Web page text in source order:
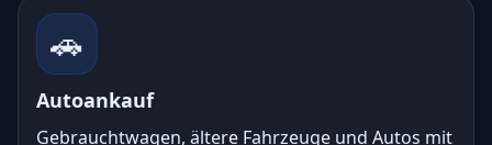
🚗
Autoankauf
Gebrauchtwagen, ältere Fahrzeuge und Autos mit